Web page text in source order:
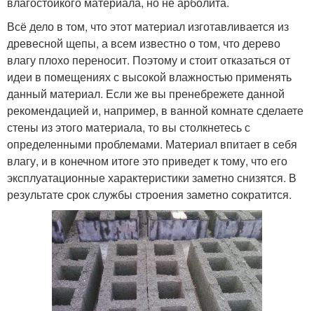
Всё дело в том, что этот материал изготавливается из
древесной щепы, а всем известно о том, что дерево
влагу плохо переносит. Поэтому и стоит отказаться от
идеи в помещениях с высокой влажностью применять
данный материал. Если же вы пренебрежете данной
рекомендацией и, например, в ванной комнате сделаете
стены из этого материала, то вы столкнетесь с
определенными проблемами. Материал впитает в себя
влагу, и в конечном итоге это приведет к тому, что его
эксплуатационные характеристики заметно снизятся. В
результате срок службы строения заметно сократится.